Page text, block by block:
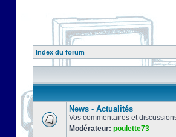
Index du forum
News - Actualités
Vos commentaires et
Modérateur: poulette73